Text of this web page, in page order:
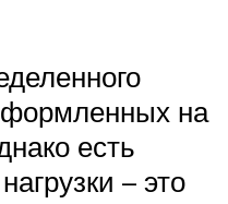
на
есть
– это